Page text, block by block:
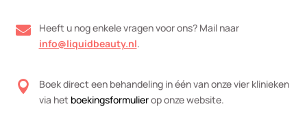

Heeft u nog enkele vragen voor ons? Mail naar
info@liquidbeauty.nl.

Boek direct een behandeling in één van onze vier klinieken
via het boekingsformulierop onze website.